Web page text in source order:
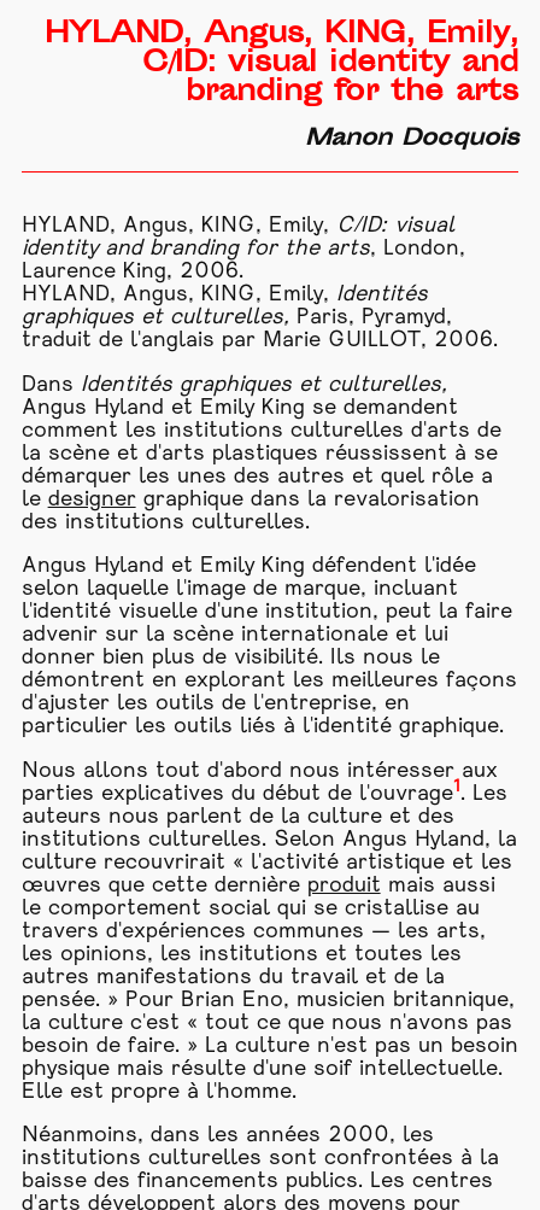
HYLAND, Angus, KING, Emily, C/ID: visual
identity and branding for the arts, London,
Laurence King, 2006.
HYLAND, Angus, KING, Emily, Identités
graphiques et culturelles, Paris, Pyramyd,
traduit de l'anglais par Marie GUILLOT, 2006.
Dans Identités graphiques et culturelles,
Angus Hyland et Emily King se demandent
comment les institutions culturelles d'arts de
la scène et d'arts plastiques réussissent à se
démarquer les unes des autres et quel rôle a
le designergraphique dans la revalorisation
des institutions culturelles.
Angus Hyland et Emily King défendent l'idée
selon laquelle l'image de marque, incluant
l'identité visuelle d'une institution, peut la faire
advenir sur la scène internationale et lui
donner bien plus de visibilité. Ils nous le
démontrent en explorant les meilleures façons
d'ajuster les outils de l'entreprise, en
particulier les outils liés à l'identité graphique.
Nous allons tout d'abord nous intéresser aux
parties explicatives du début de l'ouvrage1 . Les
auteurs nous parlent de la culture et des
institutions culturelles. Selon Angus Hyland, la
culture recouvrirait « l'activité artistique et les
œuvres que cette dernière produit mais aussi
le comportement social qui se cristallise au
travers d'expériences communes — les arts,
les opinions, les institutions et toutes les
autres manifestations du travail et de la
pensée. » Pour Brian Eno, musicien britannique,
la culture c'est « tout ce que nous n'avons pas
besoin de faire. » La culture n'est pas un besoin
physique mais résulte d'une soif intellectuelle.
Elle est propre à l'homme.
Néanmoins, dans les années 2000, les
institutions culturelles sont confrontées à la
baisse des financements publics. Les centres
d'arts développent alors des moyens pour
HYLAND, Angus, KING, Emily,
C/ID: visual identity and
branding for the arts
Manon Docquois